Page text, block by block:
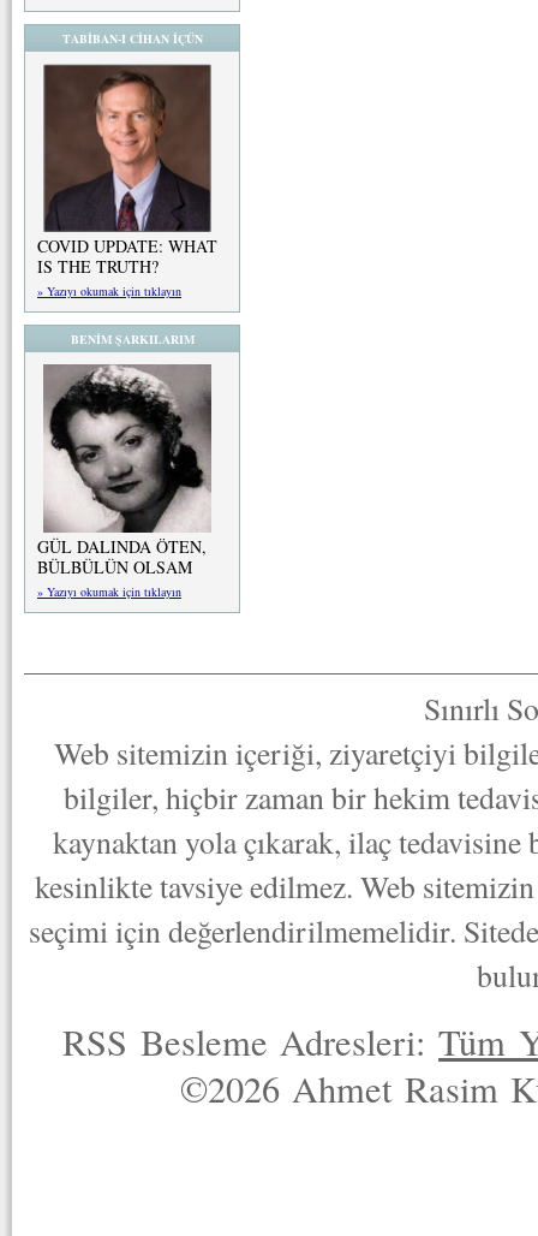
TABİBAN-I CİHAN İÇÜN
COVID UPDATE: WHAT
IS THE TRUTH?
» Yazıyı okumak için tıklayın
BENİM ŞARKILARIM
GÜL DALINDA ÖTEN,
BÜLBÜLÜN OLSAM
» Yazıyı okumak için tıklayın
Sınırlı
Web sitemizin içeriği, ziyaretçiyi
bilgiler, hiçbir zaman bir hekim
kaynaktan yola çıkarak, ilaç
kesinlikte tavsiye edilmez. Web
seçimi için değerlendirilmemelidir.
RSS Besleme Adresleri:Tüm
©2026 Ahmet Rasim